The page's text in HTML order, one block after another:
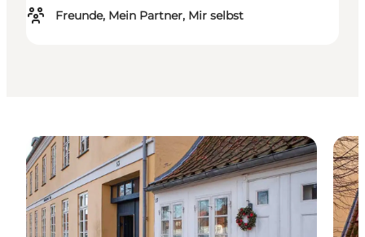
Freunde, Mein Partner, Mir selbst